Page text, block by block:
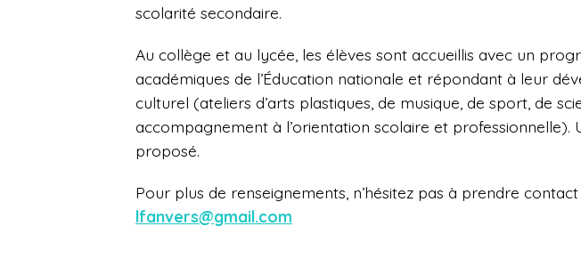
scolarité secondaire.
Au collège et au lycée, les élèves sont accueillis avec un
académiques de l’Éducation nationale et répondant à leur
culturel (ateliers d’arts plastiques, de musique, de sport, de
accompagnement à l’orientation scolaire et professionnelle).
proposé.
Pour plus de renseignements, n’hésitez pas à prendre contact :
lfanvers@gmail.com